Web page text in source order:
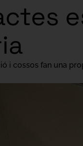
i cossos fan una